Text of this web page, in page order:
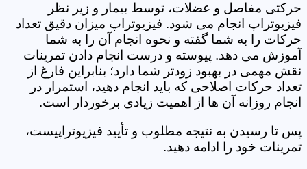
حرکتی مفاصل و عضلات، توسط بیمار و زیر نظر
فیزیوتراپ انجام می شود. فیزیوتراپ میزان دقیق تعداد
حرکات را به شما گفته و نحوه انجام آن را به شما
آموزش می دهد. پیوسته و درست انجام دادن تمرینات
نقش مهمی در بهبود زودتر شما دارد؛ بنابراین فارغ از
تعداد حرکات اصلاحی که باید انجام دهید، استمرار در
انجام روزانه آن ها از اهمیت زیادی برخوردار است.
پس تا رسیدن به نتیجه مطلوب و تأیید فیزیوتراپیست،
تمرینات خود را ادامه دهید.